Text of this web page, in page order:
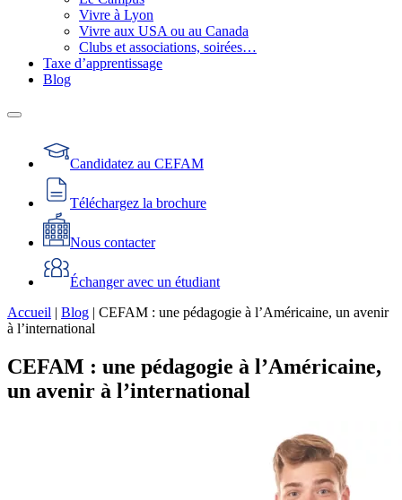
Vivre à Lyon
Vivre aux USA ou au Canada
Clubs et associations, soirées…
Taxe d’apprentissage
Blog
Candidatez au CEFAM
Téléchargez la brochure
Nous contacter
Échanger avec un étudiant
Accueil | Blog | CEFAM : une pédagogie à l’Américaine, un avenir
à l’international
CEFAM : une pédagogie à l’Américaine,
un avenir à l’international